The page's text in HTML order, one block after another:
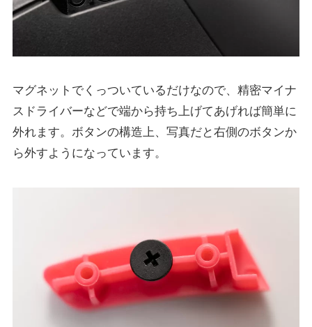
マグネットでくっついているだけなので、精密マイナ
スドライバーなどで端から持ち上げてあげれば簡単に
外れます。ボタンの構造上、写真だと右側のボタンか
ら外すようになっています。